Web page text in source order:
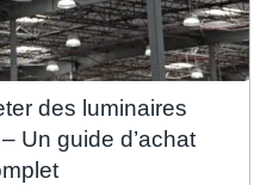
des luminaires
Un guide d’achat